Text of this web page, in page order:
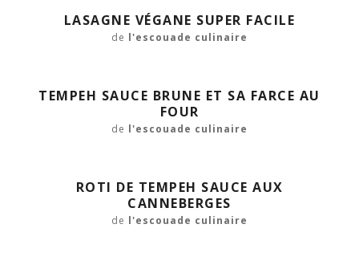
LASAGNE VÉGANE SUPER FACILE
de l'escouade culinaire
TEMPEH SAUCE BRUNE ET SA FARCE AU
FOUR
de l'escouade culinaire
ROTI DE TEMPEH SAUCE AUX
CANNEBERGES
de l'escouade culinaire